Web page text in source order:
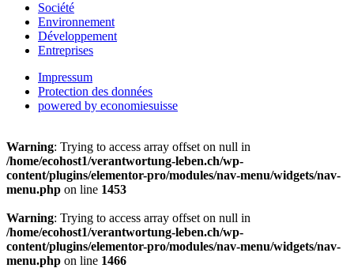
Société
Environnement
Développement
Entreprises
Impressum
Protection des données
powered by economiesuisse
Warning: Trying to access array offset on null in
/home/ecohost1/verantwortung-leben.ch/wp-
content/plugins/elementor-pro/modules/nav-menu/widgets/nav-
menu.php on line 1453
Warning: Trying to access array offset on null in
/home/ecohost1/verantwortung-leben.ch/wp-
content/plugins/elementor-pro/modules/nav-menu/widgets/nav-
menu.php on line 1466